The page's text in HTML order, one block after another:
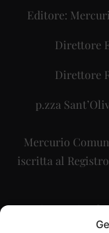
Editore:
Direttore
Direttore
p.zza
Mercurio
iscritta al
Sito gestito da